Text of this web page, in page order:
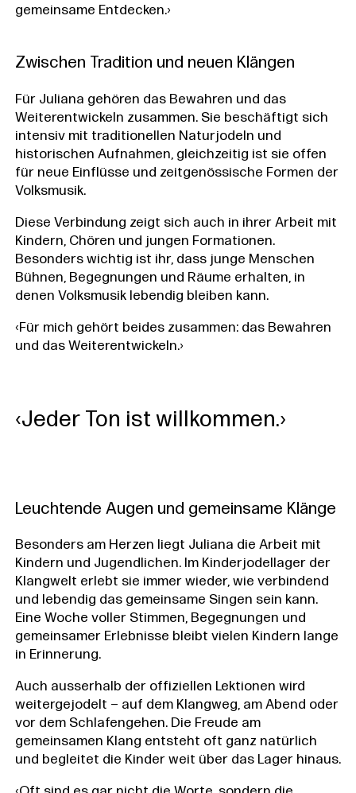
gemeinsame Entdecken.›
Zwischen Tradition und neuen Klängen
Für Juliana gehören das Bewahren und das
Weiterentwickeln zusammen. Sie beschäftigt sich
intensiv mit traditionellen Naturjodeln und
historischen Aufnahmen, gleichzeitig ist sie offen
für neue Einflüsse und zeitgenössische Formen der
Volksmusik.
Diese Verbindung zeigt sich auch in ihrer Arbeit mit
Kindern, Chören und jungen Formationen.
Besonders wichtig ist ihr, dass junge Menschen
Bühnen, Begegnungen und Räume erhalten, in
denen Volksmusik lebendig bleiben kann.
‹Für mich gehört beides zusammen: das Bewahren
und das Weiterentwickeln.›
‹Jeder Ton ist willkommen.›
Leuchtende Augen und gemeinsame Klänge
Besonders am Herzen liegt Juliana die Arbeit mit
Kindern und Jugendlichen. Im Kinderjodellager der
Klangwelt erlebt sie immer wieder, wie verbindend
und lebendig das gemeinsame Singen sein kann.
Eine Woche voller Stimmen, Begegnungen und
gemeinsamer Erlebnisse bleibt vielen Kindern lange
in Erinnerung.
Auch ausserhalb der offiziellen Lektionen wird
weitergejodelt – auf dem Klangweg, am Abend oder
vor dem Schlafengehen. Die Freude am
gemeinsamen Klang entsteht oft ganz natürlich
und begleitet die Kinder weit über das Lager hinaus.